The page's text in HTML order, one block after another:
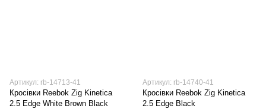
Артикул: rb-14713-41
Кросівки Reebok Zig Kinetica
2.5 Edge White Brown Black
Артикул: rb-14740-41
Кросівки Reebok Zig Kinetica
2.5 Edge Black